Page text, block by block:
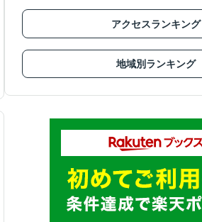
アクセスランキング
地域別ランキング